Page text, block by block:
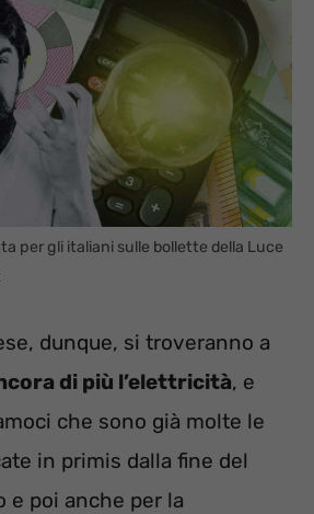
per gli italiani sulle bollette della Luce
dunque, si troveranno a
di più l’elettricità, e
che sono già molte le
in primis dalla fine del
e poi anche per la